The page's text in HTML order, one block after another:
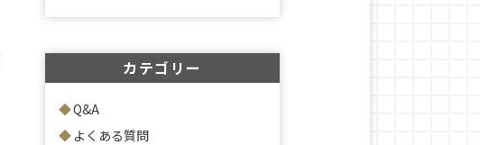
カテゴリー
Q&A
よくある質問